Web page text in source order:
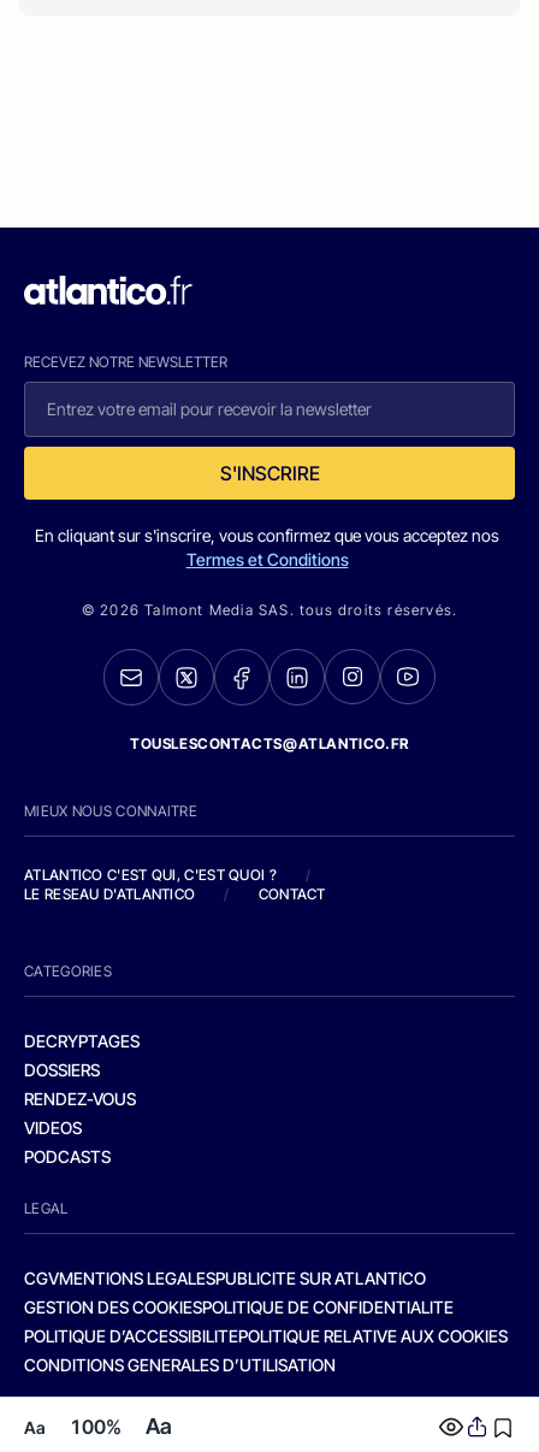
Aa 100% Aa
RECEVEZ NOTRE NEWSLETTER
S'INSCRIRE
En cliquant sur s'inscrire, vous confirmez que vous acceptez nos
Termes et Conditions
© 2026 Talmont Media SAS. tous droits réservés.
TOUSLESCONTACTS@ATLANTICO.FR
MIEUX NOUS CONNAITRE
ATLANTICO C'EST QUI, C'EST QUOI ?
/
LE RESEAU D'ATLANTICO
/ CONTACT
CATEGORIES
DECRYPTAGES
DOSSIERS
RENDEZ-VOUS
VIDEOS
PODCASTS
LEGAL
CGVMENTIONS LEGALESPUBLICITE SUR ATLANTICO
GESTION DES COOKIESPOLITIQUE DE CONFIDENTIALITE
POLITIQUE D’ACCESSIBILITEPOLITIQUE RELATIVE AUX COOKIES
CONDITIONS GENERALES D’UTILISATION